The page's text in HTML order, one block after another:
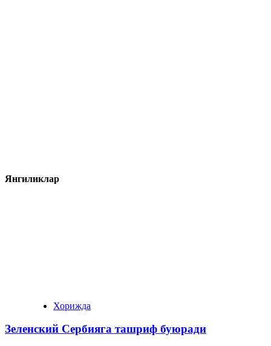
Янгиликлар
Хорижда
Зеленский Сербияга ташриф буюради